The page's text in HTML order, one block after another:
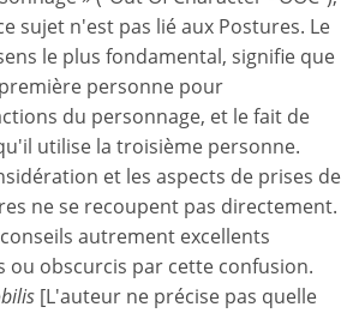
sujet n'est pas lié aux Postures. Le
le plus fondamental, signifie que
personne pour
du personnage, et le fait de
utilise la troisième personne.
et les aspects de prises de
ne se recoupent pas directement.
autrement excellents
ou obscurcis par cette confusion.
[L'auteur ne précise pas quelle